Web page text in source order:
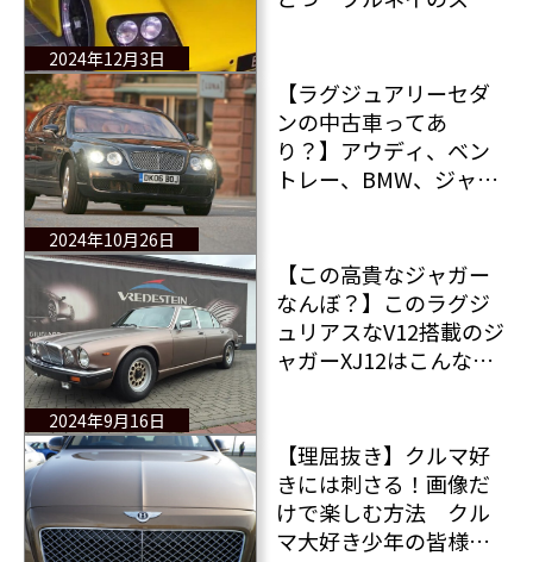
2024年12月3日
2024年10月26日
【ラグジュアリーセダ
ンの中古車ってあ
り？】アウディ、ベン
トレー、BMW、ジャガ
中古車をチェック！
2024年9月16日
【この高貴なジャガー
なんぼ？】このラグジ
ュリアスなV12搭載のジ
ャガーXJ12はこんなに
【理屈抜き】クルマ好
きには刺さる！画像だ
けで楽しむ方法 クル
マ大好き少年の皆様こ